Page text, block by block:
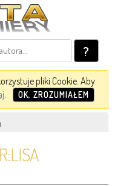
?
pliki Cookie. Aby
. OK, ZROZUMIAŁEM